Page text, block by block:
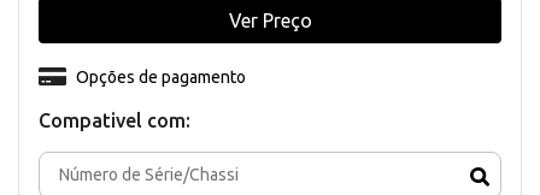
Compativel com:
Opções de pagamento
Ver Preço